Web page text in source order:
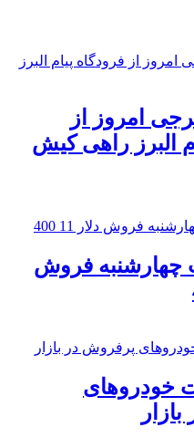
امروز از
البرز راهی کیش
چهارشنبه فروش
خودرو‌های